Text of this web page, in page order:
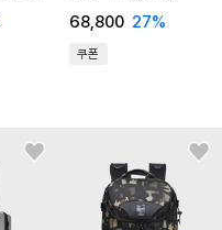
68,800 27%
쿠폰